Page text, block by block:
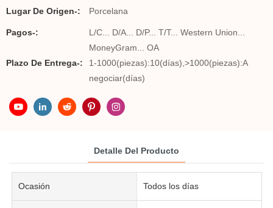
Lugar De Origen-: Porcelana
Pagos-:
L/C... D/A... D/P... T/T... Western Union...
MoneyGram... OA
Plazo De Entrega-:
1-1000(piezas):10(días),>1000(piezas):A
negociar(días)
Detalle Del Producto
Ocasión Todos los días